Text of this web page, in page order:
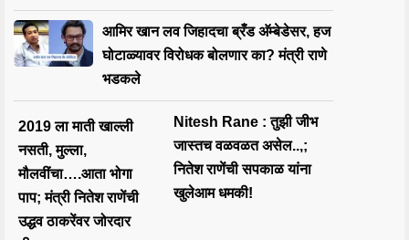
आमिर खान लव जिहादचा ब्रँड अ‍ॅम्बेडेसर, हज
घोटाळ्यावर विरोधक बोलणार का? मंत्री राणे
भडकले
2019 ला माती खाल्ली
नसती, मुल्ला,
मौलवींचा….आता भोगा
पाप; मंत्री नितेश राणेंची
उद्धव ठाकरेंवर जोरदार
Nitesh Rane : तुझी जीभ
जास्तच वळवळत असेल..,;
नितेश राणेंची सपकाळ यांना
खुलेआम धमकी!